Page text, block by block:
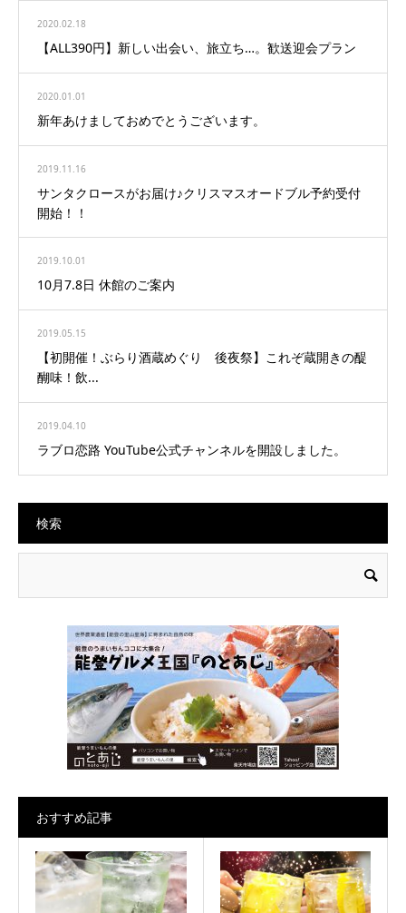
2020.02.18
【ALL390円】新しい出会い、旅立ち…。歓送迎会プラン
2020.01.01
新年あけましておめでとうございます。
2019.11.16
サンタクロースがお届け♪クリスマスオードブル予約受付
開始！！
2019.10.01
10月7.8日 休館のご案内
2019.05.15
【初開催！ぶらり酒蔵めぐり 後夜祭】これぞ蔵開きの醍
醐味！飲...
2019.04.10
ラブロ恋路 YouTube公式チャンネルを開設しました。
検索
おすすめ記事